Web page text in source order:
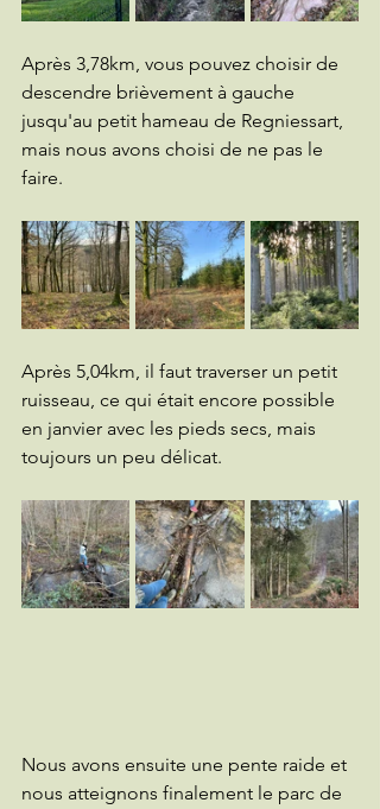
Après 3,78km, vous pouvez choisir de
descendre brièvement à gauche
jusqu'au petit hameau de Regniessart,
mais nous avons choisi de ne pas le
faire.
Après 5,04km, il faut traverser un petit
ruisseau, ce qui était encore possible
en janvier avec les pieds secs, mais
toujours un peu délicat.
Nous avons ensuite une pente raide et
nous atteignons finalement le parc de